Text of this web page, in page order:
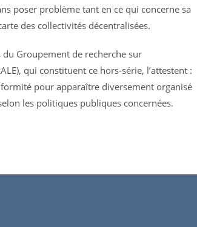
poser problème tant en ce qui concerne sa
des collectivités décentralisées.
du Groupement de recherche sur
qui constituent ce hors-série, l’attestent :
pour apparaître diversement organisé
les politiques publiques concernées.